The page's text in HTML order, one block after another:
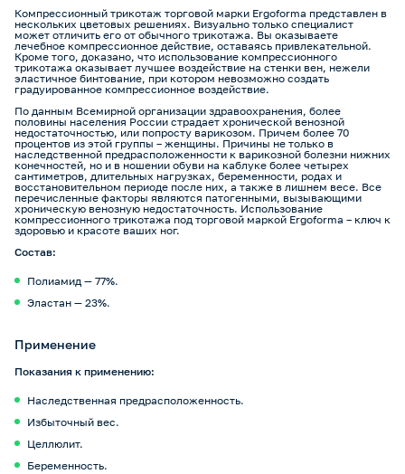
Компрессионный трикотаж торговой марки Ergoforma представлен в
нескольких цветовых решениях. Визуально только специалист
может отличить его от обычного трикотажа. Вы оказываете
лечебное компрессионное действие, оставаясь привлекательной.
Кроме того, доказано, что использование компрессионного
трикотажа оказывает лучшее воздействие на стенки вен, нежели
эластичное бинтование, при котором невозможно создать
градуированное компрессионное воздействие.
По данным Всемирной организации здравоохранения, более
половины населения России страдает хронической венозной
недостаточностью, или попросту варикозом. Причем более 70
процентов из этой группы – женщины. Причины не только в
наследственной предрасположенности к варикозной болезни нижних
конечностей, но и в ношении обуви на каблуке более четырех
сантиметров, длительных нагрузках, беременности, родах и
восстановительном периоде после них, а также в лишнем весе. Все
перечисленные факторы являются патогенными, вызывающими
хроническую венозную недостаточность. Использование
компрессионного трикотажа под торговой маркой Ergoforma – ключ к
здоровью и красоте ваших ног.
Состав:
Полиамид — 77%.
Эластан — 23%.
Применение
Показания к применению:
Наследственная предрасположенность.
Избыточный вес.
Целлюлит.
Беременность.